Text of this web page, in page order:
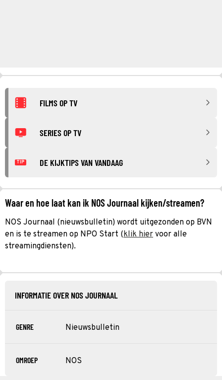
FILMS OP TV
SERIES OP TV
TIP DE KIJKTIPS VAN VANDAAG
Waar en hoe laat kan ik NOS Journaal kijken/streamen?
NOS Journaal (nieuwsbulletin) wordt uitgezonden op BVN
en is te streamen op NPO Start (klik hier voor alle
streamingdiensten).
INFORMATIE OVER NOS JOURNAAL
GENRE Nieuwsbulletin
OMROEP NOS